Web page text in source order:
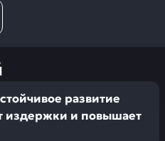
развитие
издержки и повышает